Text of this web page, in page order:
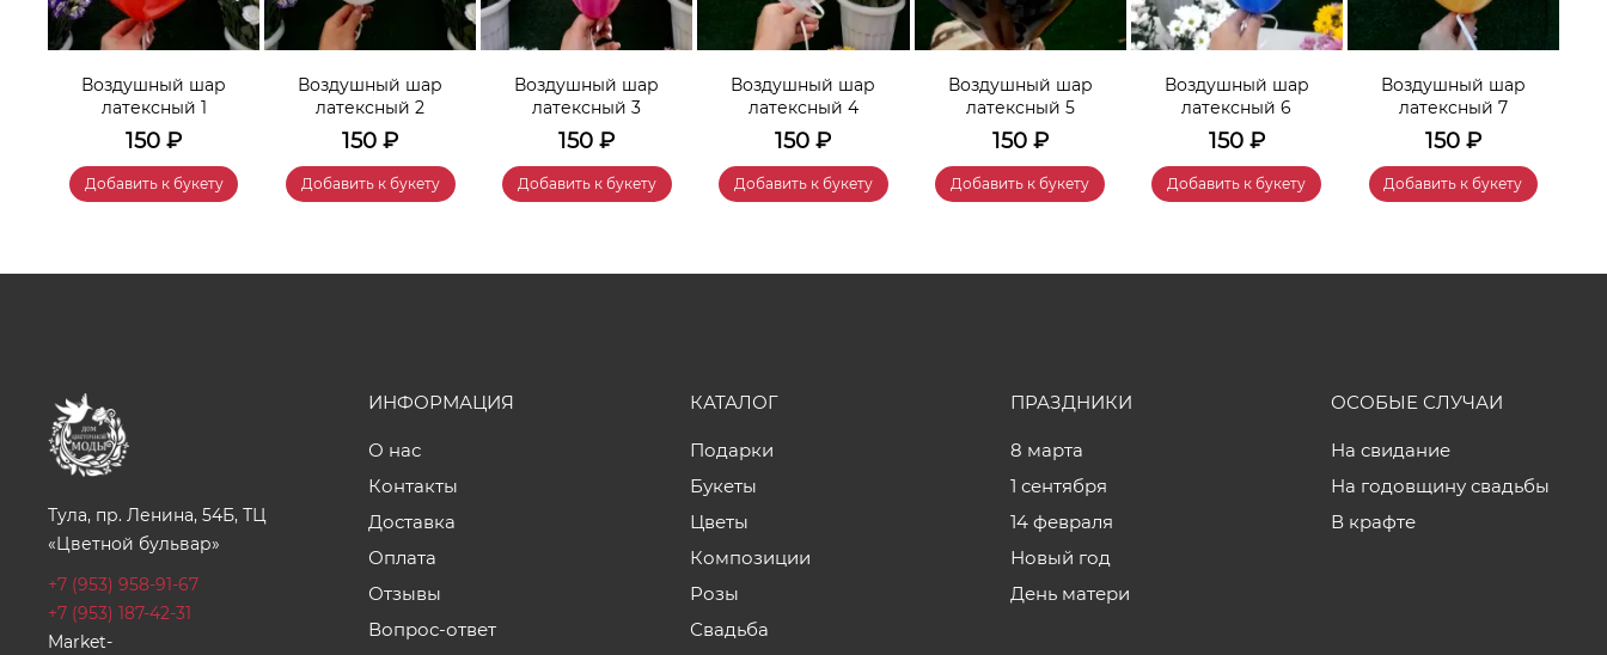
Воздушный шар
латексный 1
150 ₽
Добавить к букету
Воздушный шар
латексный 2
150 ₽
Добавить к букету
Воздушный шар
латексный 3
150 ₽
Добавить к букету
Воздушный шар
латексный 4
150 ₽
Добавить к букету
Воздушный шар
латексный 5
150₽
Добавить к букету
Воздушный шар
латексный 6
150₽
Добавить к букету
Воздушный шар
латексный 7
150₽
Добавить к букету
Тула, пр. Ленина, 54Б, ТЦ
«Цветной бульвар»
+7 (953) 958-91-67
+7 (953) 187-42-31
Market-
ИНФОРМАЦИЯ
О нас
Контакты
Доставка
Оплата
Отзывы
Вопрос-ответ
КАТАЛОГ
Подарки
Букеты
Цветы
Композиции
Розы
Свадьба
ПРАЗДНИКИ
8 марта
1 сентября
14 февраля
Новый год
День матери
ОСОБЫЕ СЛУЧАИ
На свидание
На годовщину свадьбы
В крафте